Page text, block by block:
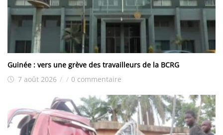
Guinée : vers une grève des travailleurs de la BCRG
7 août 2026 / / 0 commentaire